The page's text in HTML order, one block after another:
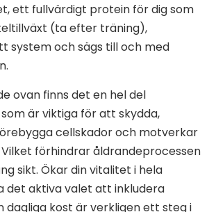
ett fullvärdigt protein för dig som
(ta efter träning),
system och sägs till och med
ovan finns det en hel del
är viktiga för att skydda,
cellskador och motverkar
förhindrar åldrandeprocessen
sikt. Ökar din vitalitet i hela
det aktiva valet att inkludera
dagliga kost är verkligen ett steg i